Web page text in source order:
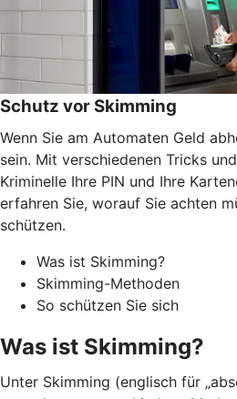
Schutz vor Skimming
Wenn Sie am Automaten Geld
sein. Mit verschiedenen Tricks
Kriminelle Ihre PIN und Ihre
erfahren Sie, worauf Sie achten
schützen.
Was ist Skimming?
Skimming-Methoden
So schützen Sie sich
Was ist Skimming?
Unter Skimming (englisch für